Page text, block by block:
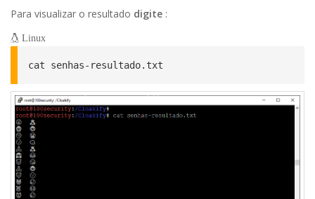
Para visualizar o resultado digite :
Linux
cat senhas-resultado.txt